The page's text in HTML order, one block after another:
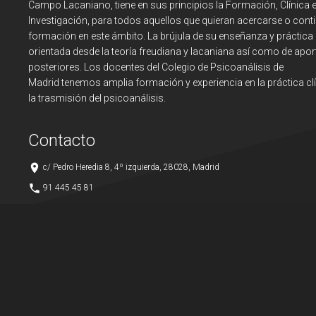
Campo Lacaniano, tiene en sus principios la Formación, Clínica e
Investigación, para todos aquellos que quieran acercarse o
formación en este ámbito. La brújula de su enseñanza y práctica
orientada desde la teoría freudiana y lacaniana así como de
posteriores. Los docentes del Colegio de Psicoanálisis de
Madrid tenemos amplia formación y experiencia en la práctica
la trasmisión del psicoanálisis.
Contacto
place c/ Pedro Heredia 8, 4º izquierda, 28028, Madrid
phone 91 445 45 81